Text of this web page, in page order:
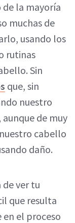
de la mayoría
muchas de
usando los
rutinas
Sin
que, sin
nuestro
de muy
cabello
daño.
ver tu
que resulta
el proceso